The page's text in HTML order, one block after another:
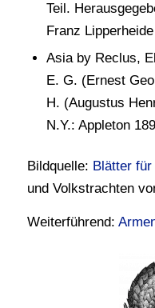
Teil.
Franz
Asia by Reclus,
E. G. (Ernest
H. (Augustus
N.Y.: Appleton
Bildquelle: Blätter
und Volkstrachten
Weiterführend: